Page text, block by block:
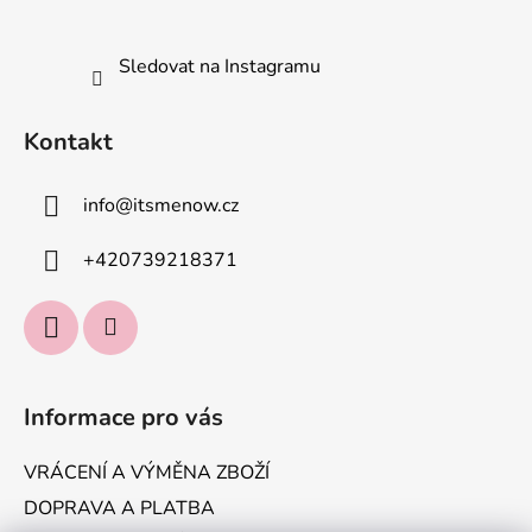
Sledovat na Instagramu
Kontakt
info@itsmenow.cz
+420739218371
Informace pro vás
VRÁCENÍ A VÝMĚNA ZBOŽÍ
DOPRAVA A PLATBA